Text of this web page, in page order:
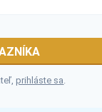
prihláste sa.